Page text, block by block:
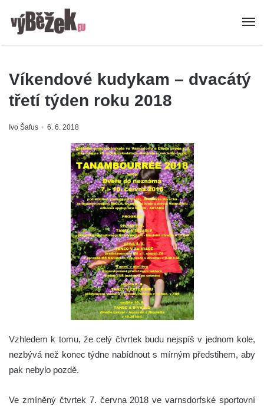
Víkendové kudykam – dvacátý
třetí týden roku 2018
Ivo Šafus 6. 6. 2018
Vzhledem k tomu, že celý čtvrtek budu nejspíš v jednom kole,
nezbývá než konec týdne nabídnout s mírným předstihem, aby
pak nebylo pozdě.
Ve zmíněný čtvrtek 7. června 2018 ve varnsdorfské sportovní